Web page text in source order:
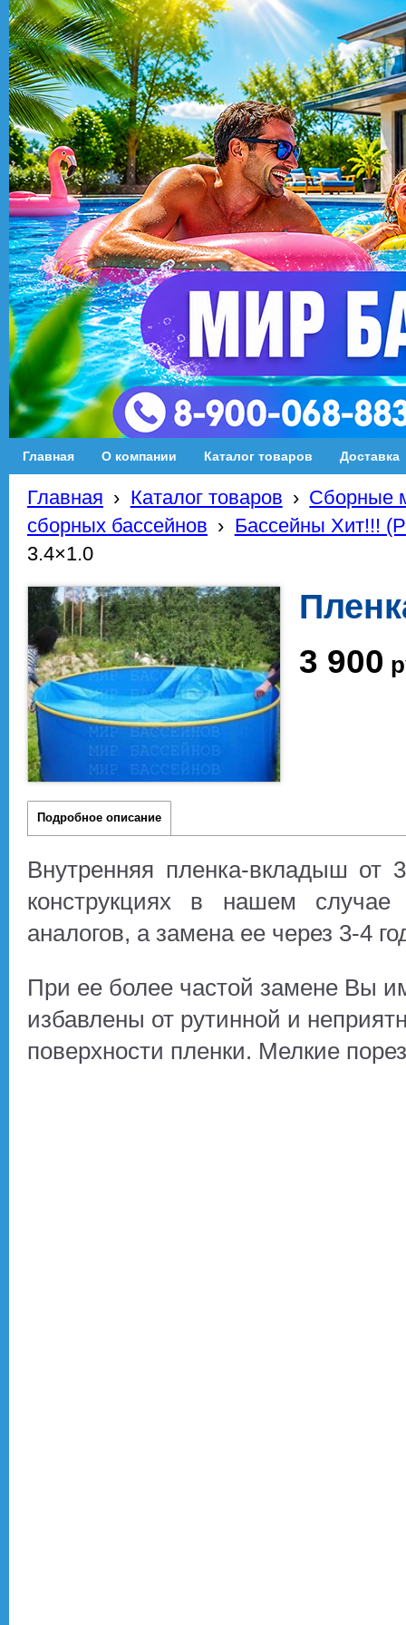
Главная О компании Каталог товаров Доставка
Главная › Каталог товаров › Сборные
сборных бассейнов › Бассейны Хит!!!
3.4×1.0
3 900
Подробное описание
Внутренняя пленка-вкладыш от
конструкциях в нашем
аналогов, а замена ее через 3-4
При ее более частой замене Вы
избавлены от рутинной и
поверхности пленки. Мелкие